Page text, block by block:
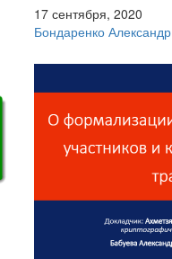
17 сентября, 2020
Бондаренко Александр